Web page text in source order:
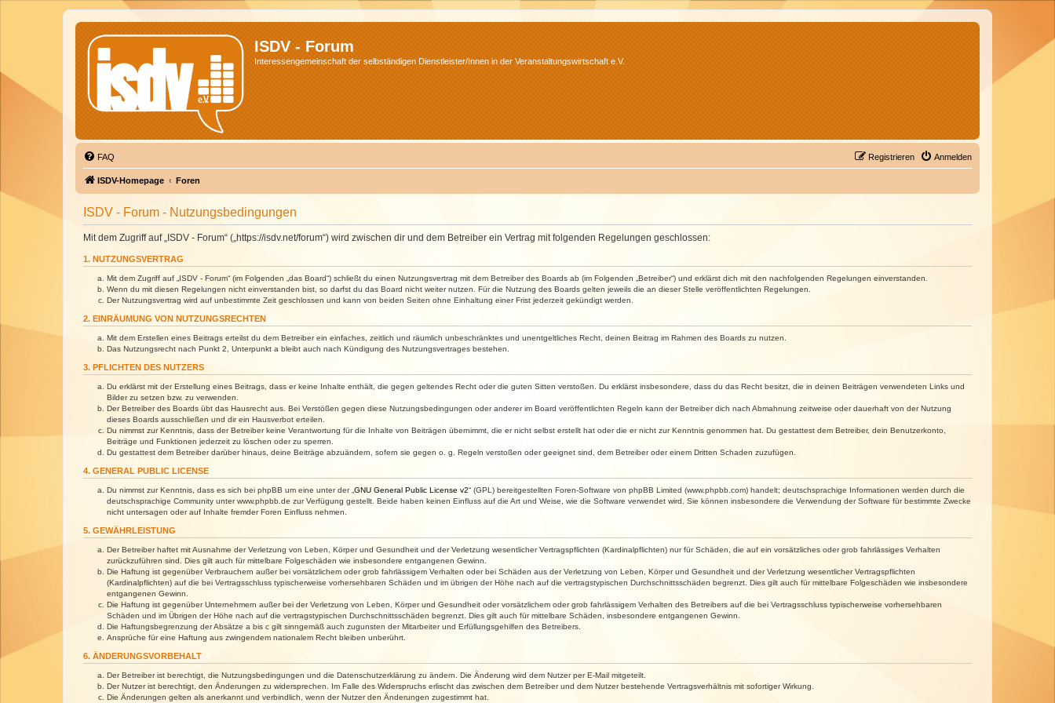
ISDV - Forum
Interessengemeinschaft der selbständigen Dienstleister/Innen in der Veranstaltungswirtschaft e.V.
FAQ Anmelden
Registrieren
ISDV-Homepage Foren
ISDV - Forum - Nutzungsbedingungen
Mit dem Zugriff auf „ISDV - Forum“ („https://isdv.net/forum“) wird zwischen dir und dem Betreiber ein Vertrag mit folgenden Regelungen geschlossen:
1. NUTZUNGSVERTRAG
Mit dem Zugriff auf „ISDV - Forum“ (im Folgenden „das Board“) schließt du einen Nutzungsvertrag mit dem Betreiber des Boards ab (im Folgenden „Betreiber“) und erklärst dich mit den nachfolgenden Regelungen einverstanden.
Wenn du mit diesen Regelungen nicht einverstanden bist, so darfst du das Board nicht weiter nutzen. Für die Nutzung des Boards gelten jeweils die an dieser Stelle veröffentlichten Regelungen.
Der Nutzungsvertrag wird auf unbestimmte Zeit geschlossen und kann von beiden Seiten ohne Einhaltung einer Frist jederzeit gekündigt werden.
2. EINRÄUMUNG VON NUTZUNGSRECHTEN
Mit dem Erstellen eines Beitrags erteilst du dem Betreiber ein einfaches, zeitlich und räumlich unbeschränktes und unentgeltliches Recht, deinen Beitrag im Rahmen des Boards zu nutzen.
Das Nutzungsrecht nach Punkt 2, Unterpunkt a bleibt auch nach Kündigung des Nutzungsvertrages bestehen.
3. PFLICHTEN DES NUTZERS
Du erklärst mit der Erstellung eines Beitrags, dass er keine Inhalte enthält, die gegen geltendes Recht oder die guten Sitten verstoßen. Du erklärst insbesondere, dass du das Recht besitzt, die in deinen Beiträgen verwendeten Links und
Bilder zu setzen bzw. zu verwenden.
Der Betreiber des Boards übt das Hausrecht aus. Bei Verstößen gegen diese Nutzungsbedingungen oder anderer im Board veröffentlichten Regeln kann der Betreiber dich nach Abmahnung zeitweise oder dauerhaft von der Nutzung
dieses Boards ausschließen und dir ein Hausverbot erteilen.
Du nimmst zur Kenntnis, dass der Betreiber keine Verantwortung für die Inhalte von Beiträgen übernimmt, die er nicht selbst erstellt hat oder die er nicht zur Kenntnis genommen hat. Du gestattest dem Betreiber, dein Benutzerkonto,
Beiträge und Funktionen jederzeit zu löschen oder zu sperren.
Du gestattest dem Betreiber darüber hinaus, deine Beiträge abzuändern, sofern sie gegen o. g. Regeln verstoßen oder geeignet sind, dem Betreiber oder einem Dritten Schaden zuzufügen.
4. GENERAL PUBLIC LICENSE
Du nimmst zur Kenntnis, dass es sich bei phpBB um eine unter der „ GNU General Public License v2“ (GPL) bereitgestellten Foren-Software von phpBB Limited (www.phpbb.com) handelt; deutschsprachige Informationen werden durch die
deutschsprachige Community unter www.phpbb.de zur Verfügung gestellt. Beide haben keinen Einfluss auf die Art und Weise, wie die Software verwendet wird. Sie können insbesondere die Verwendung der Software für bestimmte Zwecke
nicht untersagen oder auf Inhalte fremder Foren Einfluss nehmen.
5. GEWÄHRLEISTUNG
Der Betreiber haftet mit Ausnahme der Verletzung von Leben, Körper und Gesundheit und der Verletzung wesentlicher Vertragspflichten (Kardinalpflichten) nur für Schäden, die auf ein vorsätzliches oder grob fahrlässiges Verhalten
zurückzuführen sind. Dies gilt auch für mittelbare Folgeschäden wie insbesondere entgangenen Gewinn.
Die Haftung ist gegenüber Verbrauchern außer bei vorsätzlichem oder grob fahrlässigem Verhalten oder bei Schäden aus der Verletzung von Leben, Körper und Gesundheit und der Verletzung wesentlicher Vertragspflichten
(Kardinalpflichten) auf die bei Vertragsschluss typischerweise vorhersehbaren Schäden und im übrigen der Höhe nach auf die vertragstypischen Durchschnittsschäden begrenzt. Dies gilt auch für mittelbare Folgeschäden wie insbesondere
entgangenen Gewinn.
Die Haftung ist gegenüber Unternehmern außer bei der Verletzung von Leben, Körper und Gesundheit oder vorsätzlichem oder grob fahrlässigem Verhalten des Betreibers auf die bei Vertragsschluss typischerweise vorhersehbaren
Schäden und im Übrigen der Höhe nach auf die vertragstypischen Durchschnittsschäden begrenzt. Dies gilt auch für mittelbare Schäden, insbesondere entgangenen Gewinn.
Die Haftungsbegrenzung der Absätze a bis c gilt sinngemäß auch zugunsten der Mitarbeiter und Erfüllungsgehilfen des Betreibers.
Ansprüche für eine Haftung aus zwingendem nationalem Recht bleiben unberührt.
6. ÄNDERUNGSVORBEHALT
Der Betreiber ist berechtigt, die Nutzungsbedingungen und die Datenschutzerklärung zu ändern. Die Änderung wird dem Nutzer per E-Mail mitgeteilt.
Der Nutzer ist berechtigt, den Änderungen zu widersprechen. Im Falle des Widerspruchs erlischt das zwischen dem Betreiber und dem Nutzer bestehende Vertragsverhältnis mit sofortiger Wirkung.
Die Änderungen gelten als anerkannt und verbindlich, wenn der Nutzer den Änderungen zugestimmt hat.